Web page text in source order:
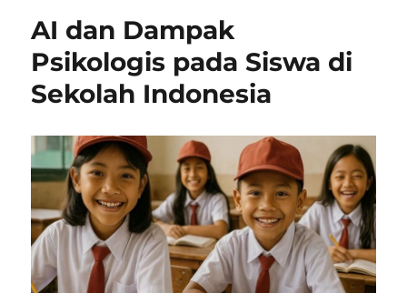
AI dan Dampak
Psikologis pada Siswa di
Sekolah Indonesia